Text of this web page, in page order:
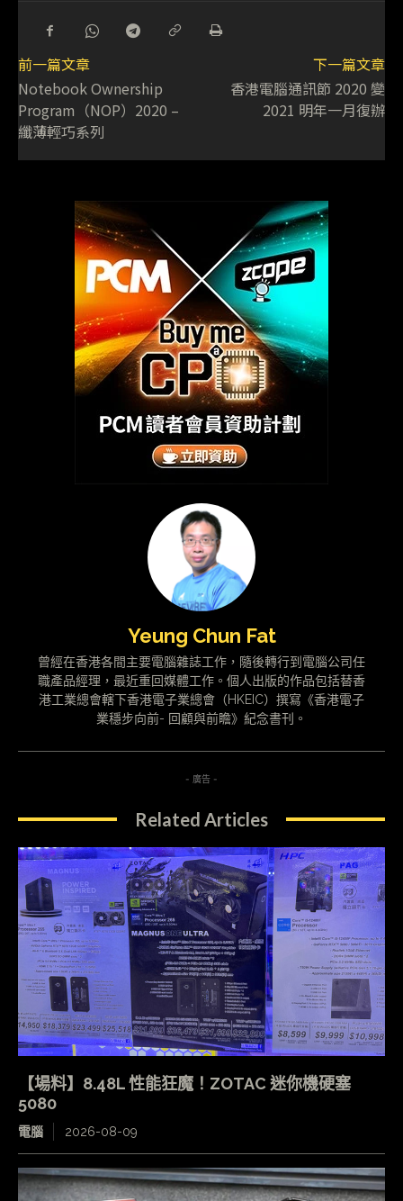
前一篇文章
Notebook Ownership
Program（NOP）2020 –
纖薄輕巧系列
下一篇文章
香港電腦通訊節 2020 變
2021 明年一月復辦
Yeung Chun Fat
曾經在香港各間主要電腦雜誌工作，隨後轉行到電腦公司任
職產品經理，最近重回媒體工作。個人出版的作品包括替香
港工業總會轄下香港電子業總會（HKEIC）撰寫《香港電子
業穩步向前- 回顧與前瞻》紀念書刊。
- 廣告 -
Related Articles
【場料】8.48L 性能狂魔！ZOTAC 迷你機硬塞
5080
電腦 2026-08-09